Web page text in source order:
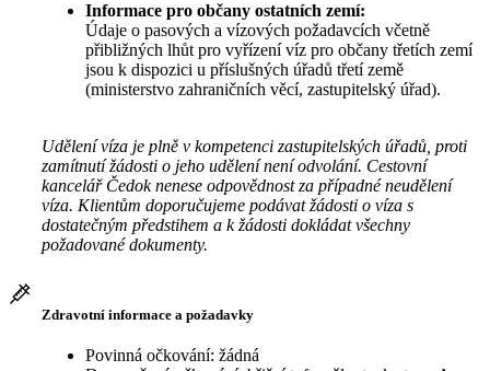
Informace pro občany ostatních zemí:
Údaje o pasových a vízových požadavcích včetně
přibližných lhůt pro vyřízení víz pro občany třetích zemí
jsou k dispozici u příslušných úřadů třetí země
(ministerstvo zahraničních věcí, zastupitelský úřad).
Udělení víza je plně v kompetenci zastupitelských úřadů, proti
zamítnutí žádosti o jeho udělení není odvolání. Cestovní
kancelář Čedok nenese odpovědnost za případné neudělení
víza. Klientům doporučujeme podávat žádosti o víza s
dostatečným předstihem a k žádosti dokládat všechny
požadované dokumenty.
Zdravotní informace a požadavky
Povinná očkování: žádná